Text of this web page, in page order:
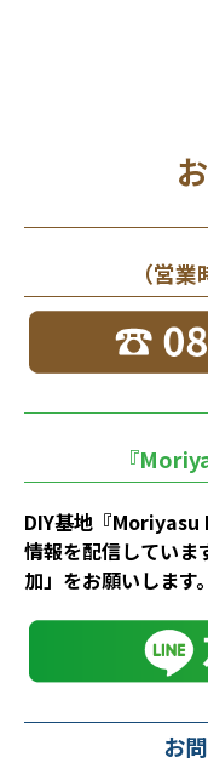
（営
『
DIY基地『Moriyasu
情報を配信していま
加」をお願いします。
お